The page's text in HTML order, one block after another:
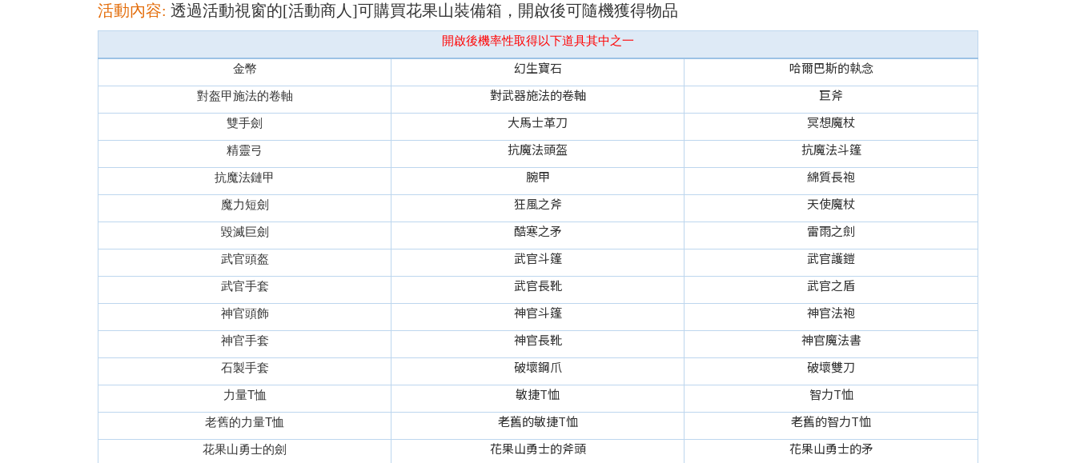
活動內容: 透過活動視窗的[活動商人]可購買花果山裝備箱，開啟後可隨機獲得物品
開啟後機率性取得以下道具其中之一
金幣 幻生寶石 哈爾巴斯的執念
對盔甲施法的卷軸 對武器施法的卷軸 巨斧
雙手劍 大馬士革刀 冥想魔杖
精靈弓 抗魔法頭盔 抗魔法斗篷
抗魔法鏈甲 腕甲 綿質長袍
魔力短劍 狂風之斧 天使魔杖
毀滅巨劍 酷寒之矛 雷雨之劍
武官頭盔 武官斗篷 武官護鎧
武官手套 武官長靴 武官之盾
神官頭飾 神官斗篷 神官法袍
神官手套 神官長靴 神官魔法書
石製手套 破壞鋼爪 破壞雙刀
力量T恤 敏捷T恤 智力T恤
老舊的力量T恤 老舊的敏捷T恤 老舊的智力T恤
花果山勇士的劍 花果山勇士的斧頭 花果山勇士的矛